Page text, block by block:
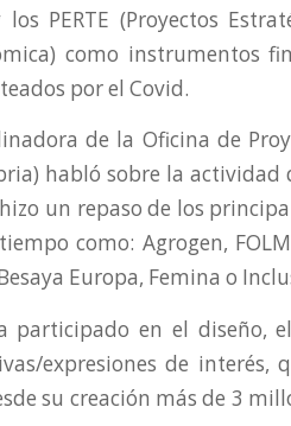
PERTE (Proyectos
como instrumentos
por el Covid.
de la Oficina de
habló sobre la
un repaso de los
como: Agrogen,
Europa, Femina o
en el diseño,
expresiones de interés,
su creación más de 3